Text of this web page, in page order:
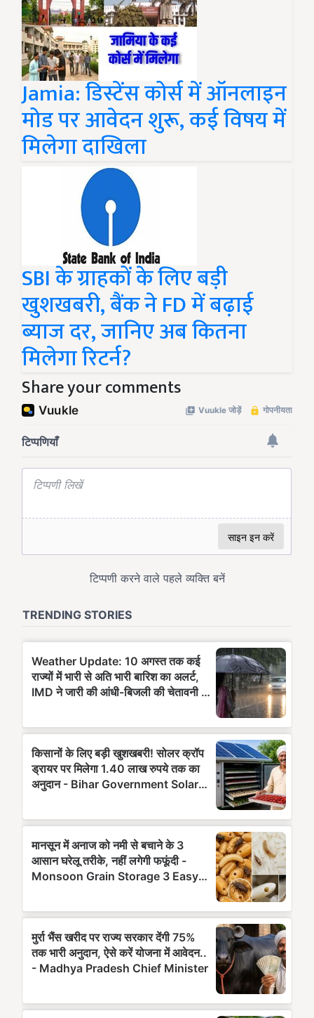
Jamia: डिस्टेंस कोर्स में ऑनलाइन
मोड पर आवेदन शुरू, कई विषय में
मिलेगा दाखिला
SBI के ग्राहकों के लिए बड़ी
खुशखबरी, बैंक ने FD में बढ़ाई
ब्याज दर, जानिए अब कितना
मिलेगा रिटर्न?
Share your comments